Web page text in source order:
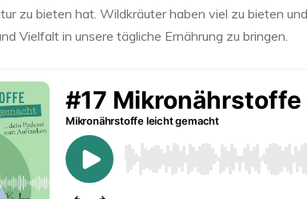
zu bieten hat. Wildkräuter haben viel zu bieten
Vielfalt in unsere tägliche Ernährung zu bringen.